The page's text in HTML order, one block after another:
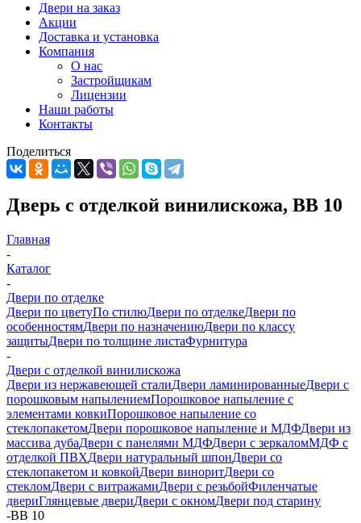
Двери на заказ
Акции
Доставка и установка
Компания
О нас
Застройщикам
Лицензии
Наши работы
Контакты
Поделиться
Дверь с отделкой винилискожа, ВВ 10
Главная
-
Каталог
-
Двери по отделке
Двери по цветуПо стилюДвери по отделкеДвери по
особенностямДвери по назначениюДвери по классу
защитыДвери по толщине листаФурнитура
-
Двери с отделкой винилискожа
Двери из нержавеющей сталиДвери ламинированныеДвери с
порошковым напылениемПорошковое напыление с
элементами ковкиПорошковое напыление со
стеклопакетомДвери порошковое напыление и МДФДвери из
массива дубаДвери с панелями МДФДвери с зеркаломМДФ с
отделкой ПВХДвери натуральный шпонДвери со
стеклопакетом и ковкойДвери виноритДвери со
стекломДвери с витражамиДвери с резьбойФиленчатые
двериГлянцевые двериДвери с окномДвери под старину
-ВВ 10